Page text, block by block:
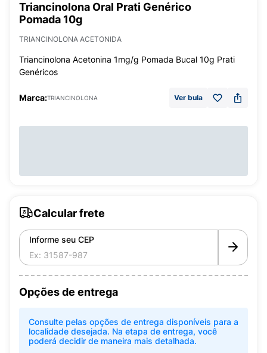
Triancinolona Oral Prati Genérico
Pomada 10g
TRIANCINOLONA ACETONIDA
Triancinolona Acetonina 1mg/g Pomada Bucal 10g Prati
Genéricos
Marca:TRIANCINOLONA Ver bula
Calcular frete
Informe seu CEP
Opções de entrega
Consulte pelas opções de entrega disponíveis para a
localidade desejada. Na etapa de entrega, você
poderá decidir de maneira mais detalhada.